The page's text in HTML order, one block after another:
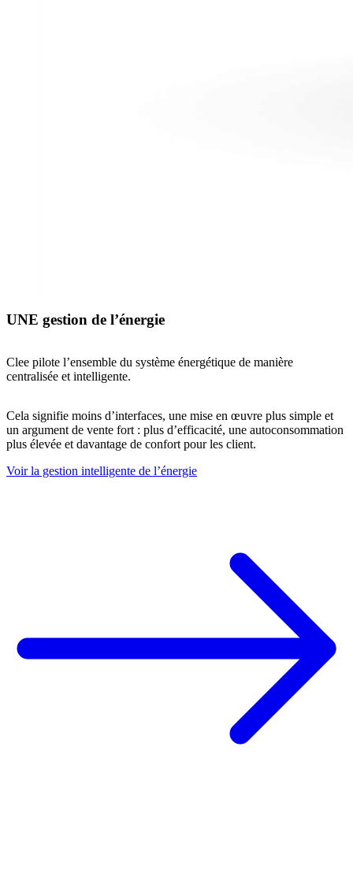
UNE gestion de l’énergie
Clee pilote l’ensemble du système énergétique de manière
centralisée et intelligente.
Cela signifie moins d’interfaces, une mise en œuvre plus simple et
un argument de vente fort : plus d’efficacité, une autoconsommation
plus élevée et davantage de confort pour les client.
Voir la gestion intelligente de l’énergie